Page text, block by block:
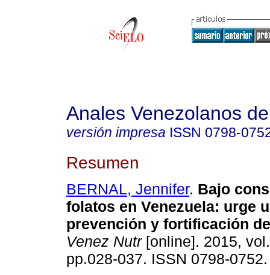
Anales Venezolanos
versión impresa ISSN 0798-
Resumen
BERNAL, Jennifer. Bajo
folatos en Venezuela: urge
prevención y fortificación
Venez Nutr[online]. 2015,
pp.028-037. ISSN 0798-0752.